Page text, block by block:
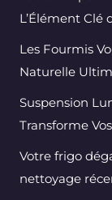
L’Élément Clé
Les Fourmis
Naturelle
Suspension
Transforme
Votre frigo
nettoyage